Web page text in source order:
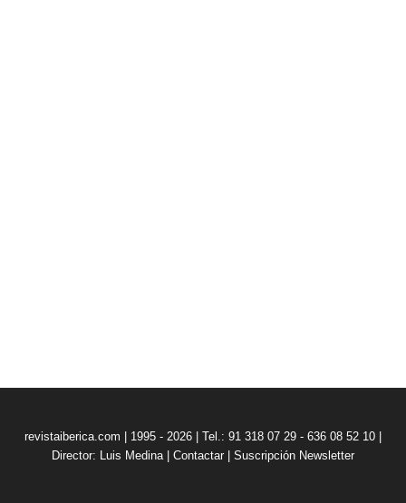
revistaiberica.com | 1995 - 2026 | Tel.: 91 318 07 29 - 636 08 52 10 |
Director: Luis Medina
Contactar Suscripción Newsletter